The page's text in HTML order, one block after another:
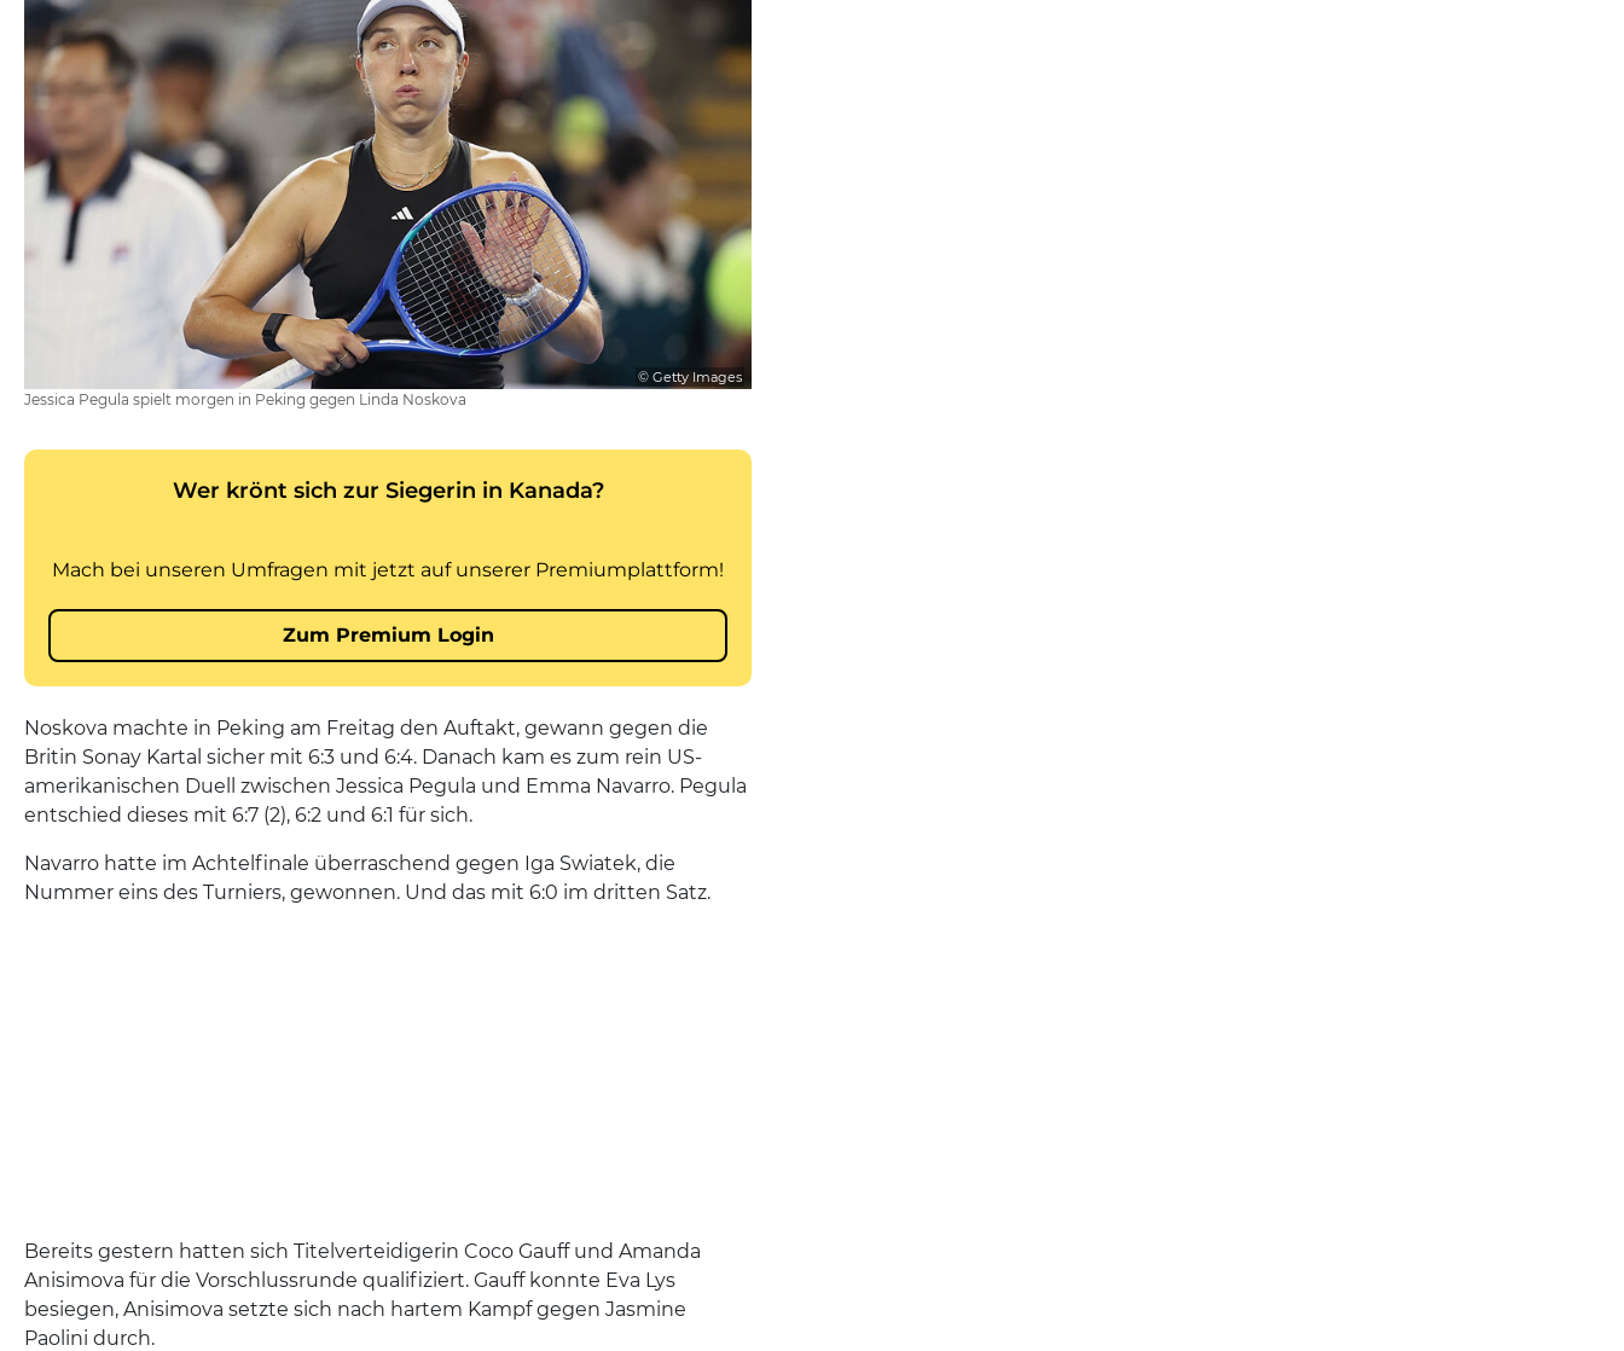
© Getty Images
Jessica Pegula spielt morgen in Peking gegen Linda Noskova
Noskova machte in Peking am Freitag den Auftakt, gewann gegen die
Britin Sonay Kartal sicher mit 6:3 und 6:4. Danach kam es zum rein US-
amerikanischen Duell zwischen Jessica Pegula und Emma Navarro. Pegula
entschied dieses mit 6:7 (2), 6:2 und 6:1 für sich.
Navarro hatte im Achtelfinale überraschend gegen Iga Swiatek, die
Nummer eins des Turniers, gewonnen. Und das mit 6:0 im dritten Satz.
Bereits gestern hatten sich Titelverteidigerin Coco Gauff und Amanda
Anisimova für die Vorschlussrunde qualifiziert. Gauff konnte Eva Lys
besiegen, Anisimova setzte sich nach hartem Kampf gegen Jasmine
Paolini durch.